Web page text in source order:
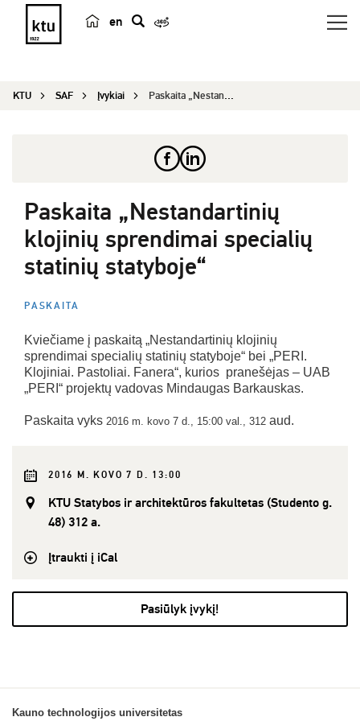
en
e
KTU SAF Įvykiai Paskaita „Nestandartinių klojinių sprendimai spe...
Paskaita „Nestandartinių
klojinių sprendimai specialių
statinių statyboje“
PASKAITA
Kviečiame į paskaitą „Nestandartinių klojinių
sprendimai specialių statinių statyboje“ bei „PERI.
Klojiniai. Pastoliai. Fanera“, kurios pranešėjas – UAB
„PERI“ projektų vadovas Mindaugas Barkauskas.
Paskaita vyks 2016 m. kovo 7 d., 15:00 val., 312 aud.
2016 M. KOVO 7 D. 13:00
KTU Statybos ir architektūros fakultetas (Studento g.
48) 312 a.
Įtraukti į iCal
Pasiūlyk įvykį!
Kauno technologijos universitetas